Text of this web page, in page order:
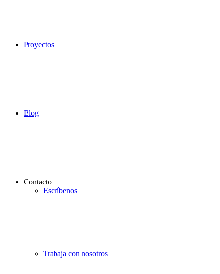
Proyectos
Blog
Contacto
Escríbenos
Trabaja con nosotros